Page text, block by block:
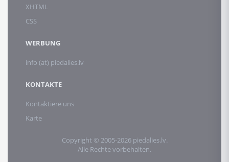
XHTML
CSS
WERBUNG
info (at) piedalies.lv
KONTAKTE
Kontaktiere uns
Karte
Copyright © 2005-2026 piedalies.lv.
Alle Rechte vorbehalten.